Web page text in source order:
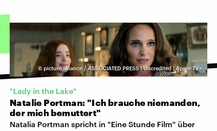
© picture alliance / ASSOCIATED PRESS | Uncredited | Apple TV+
"Lady in the Lake"
Natalie Portman: "Ich brauche niemanden,
der mich bemuttert"
Natalia Portman spricht in "Eine Stunde Film" über